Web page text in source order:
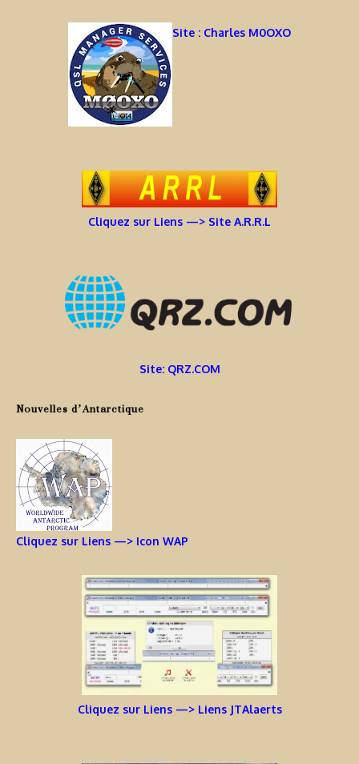
Site : Charles M0OXO
Cliquez sur Liens —> Site A.R.R.L
Site: QRZ.COM
Nouvelles d’Antarctique
Cliquez sur Liens —> Icon WAP
Cliquez sur Liens —> Liens JTAlaerts